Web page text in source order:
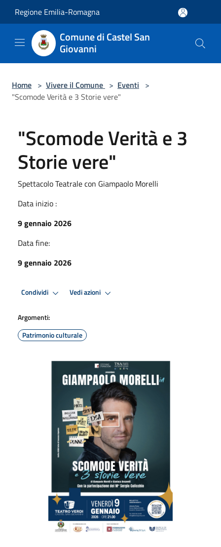
Regione Emilia-Romagna
Comune di Castel San
Giovanni
Home > Vivere il Comune > Eventi >
"Scomode Verità e 3 Storie vere"
"Scomode Verità e 3
Storie vere"
Spettacolo Teatrale con Giampaolo Morelli
Data inizio :
9 gennaio 2026
Data fine:
9 gennaio 2026
Condividi Vedi azioni
Argomenti:
Patrimonio culturale